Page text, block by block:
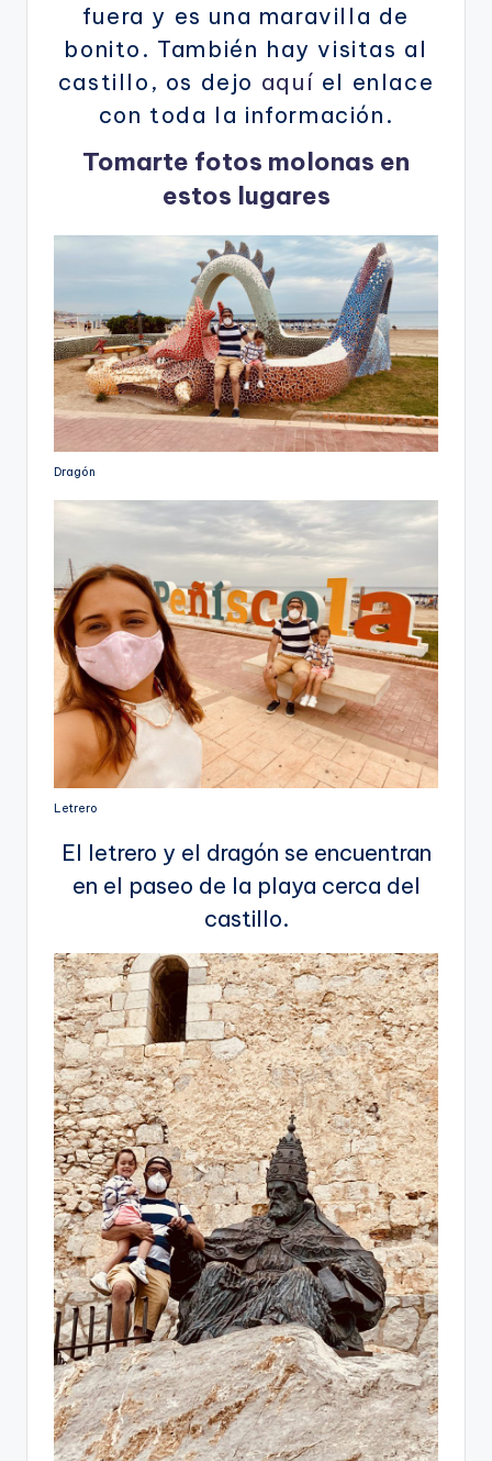
fuera y es una maravilla de
bonito. También hay visitas al
castillo, os dejo aquí el enlace
con toda la información.
Tomarte fotos molonas en
estos lugares
Dragón
Letrero
El letrero y el dragón se encuentran
en el paseo de la playa cerca del
castillo.